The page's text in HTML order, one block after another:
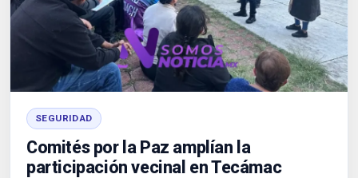
SEGURIDAD
Comités por la Paz amplían la
participación vecinal en Tecámac